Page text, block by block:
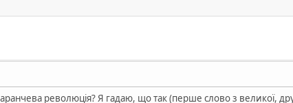
революція? Я гадаю, що так (перше слово з великої,